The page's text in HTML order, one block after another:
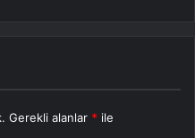
Gerekli alanlar * ile